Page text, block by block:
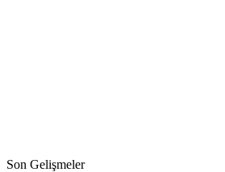
Son Gelişmeler